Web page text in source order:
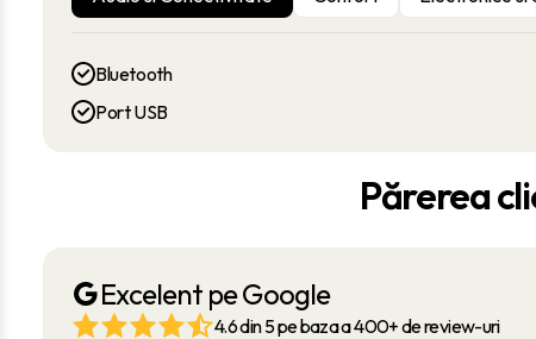
Bluetooth
Port USB
Părerea
Excelent pe Google
4.6 din 5 pe baza a 400+ de review-uri